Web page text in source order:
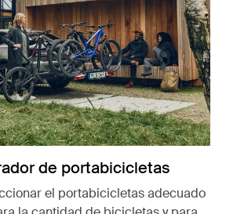
de portabicicletas
el portabicicletas adecuado